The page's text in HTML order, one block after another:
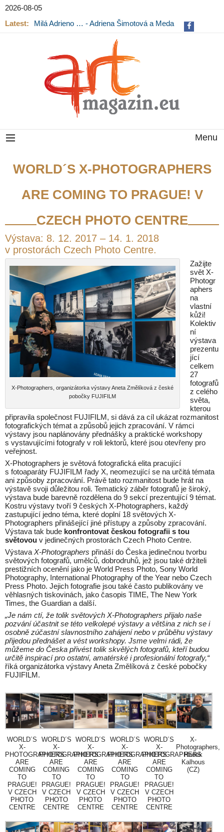
2026-08-05
Latest:
Milá Adrieno … - Adriena Šimotová a Meda
Mládková na výstavě v Museu Kampa
Výstava Fragmenty paměti na Pražském
Menu
WORLD´S X-PHOTOGRAPHERS
ARE COMING TO PRAGUE! V
CZECH PHOTO CENTRE
Výstava: 8. 12. 2017 – 14. 1. 2018
v prostorách Czech Photo Centre.
X-Photographers, organizátorka výstavy Aneta Změlíková z české
pobočky FUJIFILM
Zažijte
svět X-
Photogr
aphers
na
vlastní
kůži!
Kolektiv
ní
výstava
prezentu
jící
celkem
27
fotografů
z celého
světa,
kterou
připravila společnost FUJIFILM, si dává za cíl ukázat rozmanitost
fotografických témat a způsobů jejich zpracování. V rámci
výstavy jsou naplánovány přednášky a praktické workshopy
s vystavujícími fotografy v roli lektorů, které jsou otevřeny pro
veřejnost.
X-Photographers je světová fotografická elita pracující
s fotoaparáty FUJIFILM řady X, neomezující se na určitá témata
ani způsoby zpracování. Právě tato rozmanitost bude hrát na
výstavě svoji důležitou roli. Tematický záběr fotografů je široký,
výstava bude barevně rozdělena do 9 sekcí prezentující 9 témat.
Kostru výstavy tvoří 9 českých X-Photographers, každý
zastupující jedno téma, které doplní 18 světových X-
Photographers přinášející jiné přístupy a způsoby zpracování.
Výstava tak bude konfrontovat českou fotografii s tou
světovou v jedinečných prostorách Czech Photo Centre.
Výstava X-Photographers přináší do Česka jedinečnou tvorbu
světových fotografů, umělců, dobrodruhů, jež jsou také držiteli
prestižních ocenění jako je World Press Photo, Sony World
Photography, International Photography of the Year nebo Czech
Press Photo. Jejich fotografie jsou také často publikovány ve
věhlasných tiskovinách, jako časopis TIME, The New York
Times, the Guardian a další.
„Je nám ctí, že tolik světových X-Photographers přijalo naše
pozvání účastnit se této velkolepé výstavy a většina z nich se i
osobně zúčastní slavnostního zahájení nebo v průběhu výstavy
přijedou přednášet a vést workshopy. Jsme velmi rádi, že
můžeme do Česka přivést tolik skvělých fotografů, kteří budou
určitě inspirací pro ostatní, amatérské i profesionální fotografy,“
říká organizátorka výstavy Aneta Změlíková z české pobočky
FUJIFILM.
WORLD´S
X-
PHOTOGRAPHERS
ARE
COMING
TO
PRAGUE!
V CZECH
PHOTO
CENTRE
WORLD´S
X-
PHOTOGRAPHERS
ARE
COMING
TO
PRAGUE!
V CZECH
PHOTO
CENTRE
WORLD´S
X-
PHOTOGRAPHERS
ARE
COMING
TO
PRAGUE!
V CZECH
PHOTO
CENTRE
WORLD´S
X-
PHOTOGRAPHERS
ARE
COMING
TO
PRAGUE!
V CZECH
PHOTO
CENTRE
WORLD´S
X-
PHOTOGRAPHERS
ARE
COMING
TO
PRAGUE!
V CZECH
PHOTO
CENTRE
X-
Photographers,
Radek
Kalhous
(CZ)